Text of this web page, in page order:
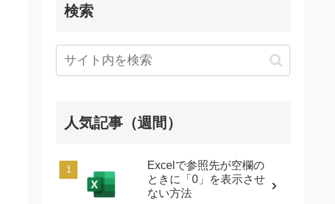
検索
人気記事（週間）
Excelで参照先が空欄の
ときに「0」を表示させ
ない方法